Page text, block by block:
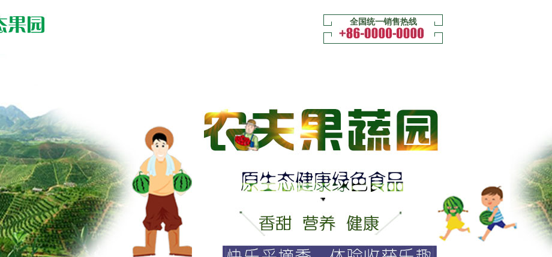
全国统一销售热线